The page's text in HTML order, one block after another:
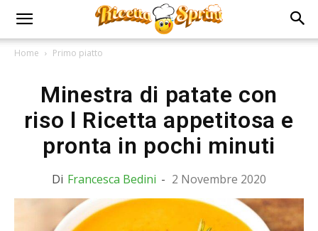
Home Primo piatto
Minestra di patate con
riso l Ricetta appetitosa e
pronta in pochi minuti
Di Francesca Bedini - 2 Novembre 2020